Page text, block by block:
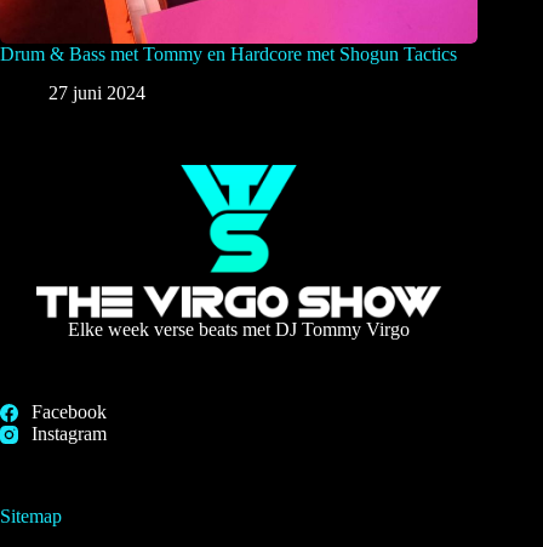
Drum & Bass met Tommy en Hardcore met Shogun Tactics
27 juni 2024
Elke week verse beats met DJ Tommy Virgo
Facebook
Instagram
Sitemap